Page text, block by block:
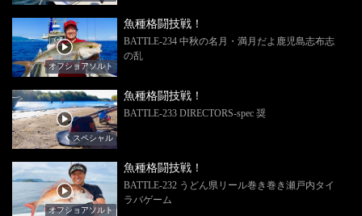
オフショアソルト
魚種格闘技戦！
BATTLE-234 中秋の名月・満月だよ鹿児島志布志
の乱
スペシャル
魚種格闘技戦！
BATTLE-233 DIRECTORS-spec 奨
オフショアソルト
魚種格闘技戦！
BATTLE-232 うどん県リール巻き巻き瀬戸内タイ
ラバゲーム